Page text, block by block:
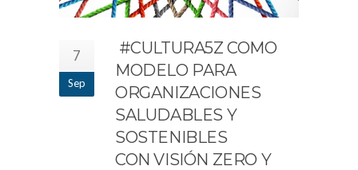
7
Sep
#CULTURA5Z COMO
MODELO PARA
ORGANIZACIONES
SALUDABLES Y
SOSTENIBLES
CON VISIÓN ZERO Y